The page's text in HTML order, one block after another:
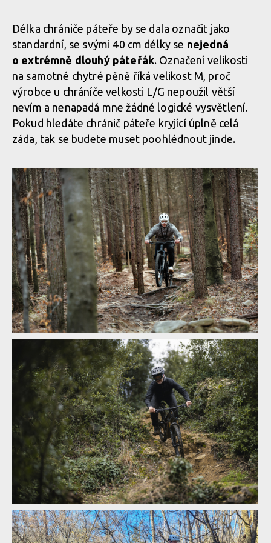
Biodegradabilní chráničová vesta G-Form MX Spike Chest +
Back Shirt
Biodegradabilní chráničová vesta G-Form MX Spike Chest +
Back Shirt
Biodegradabilní chráničová vesta G-Form MX Spike Chest +
Back Shirt
Biodegradabilní chráničová vesta G-Form MX Spike Chest +
Back Shirt
Biodegradabilní chráničová vesta G-Form MX Spike Chest +
Back Shirt
Biodegradabilní chráničová vesta G-Form MX Spike Chest +
Back Shirt
Biodegradabilní chráničová vesta G-Form MX Spike Chest +
Back Shirt
Biodegradabilní chráničová vesta G-Form MX Spike Chest +
Back Shirt
Biodegradabilní chráničová vesta G-Form MX Spike Chest +
Back Shirt
Délka chrániče páteře by se dala označit jako
standardní, se svými 40 cm délky se nejedná
o extrémně dlouhý páteřák. Označení velikosti
na samotné chytré pěně říká velikost M, proč
výrobce u chráníče velkosti L/G nepoužil větší
nevím a nenapadá mne žádné logické vysvětlení.
Pokud hledáte chránič páteře kryjící úplně celá
záda, tak se budete muset poohlédnout jinde.
Test: biodegradabilní chráničová vesta G-Form MX Spike Chest
+ Back Shirt - nerozloží se na těle?
Test: biodegradabilní chráničová vesta G-Form MX Spike Chest
+ Back Shirt - nerozloží se na těle?
Test: biodegradabilní chráničová vesta G-Form MX Spike Chest
+ Back Shirt - nerozloží se na těle?
Test: biodegradabilní chráničová vesta G-Form MX Spike Chest
Test: biodegradabilní chráničová vesta G-Form MX Spike Chest
+ Back Shirt - nerozloží se na těle?